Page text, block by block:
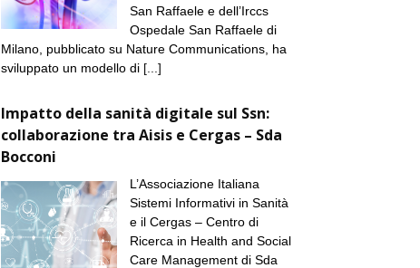
San Raffaele e dell’Irccs
Ospedale San Raffaele di
Milano, pubblicato su Nature Communications, ha
sviluppato un modello di [...]
Impatto della sanità digitale sul Ssn:
collaborazione tra Aisis e Cergas – Sda
Bocconi
L’Associazione Italiana
Sistemi Informativi in Sanità
e il Cergas – Centro di
Ricerca in Health and Social
Care Management di Sda